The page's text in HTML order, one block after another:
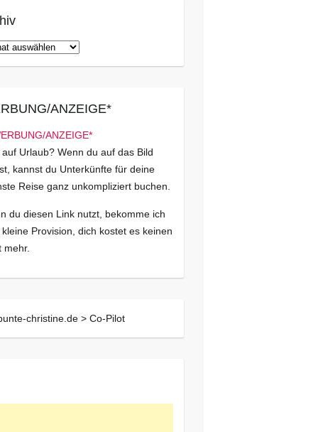
ANZEIGE*
auf Urlaub? Wenn du auf das Bild
kannst du Unterkünfte für deine
Reise ganz unkompliziert buchen.
du diesen Link nutzt, bekomme ich
Provision, dich kostet es keinen
mehr.
christine.de > Co-Pilot